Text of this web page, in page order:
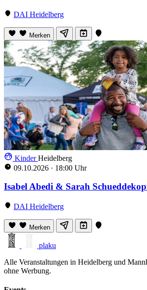
DAI Heidelberg
Merken
KinderHeidelberg
09.10.2026 · 18:00 Uhr
Isabel Abedi & Sarah
DAI Heidelberg
Merken
plaku
Alle Veranstaltungen in Heidelberg und
ohne Werbung.